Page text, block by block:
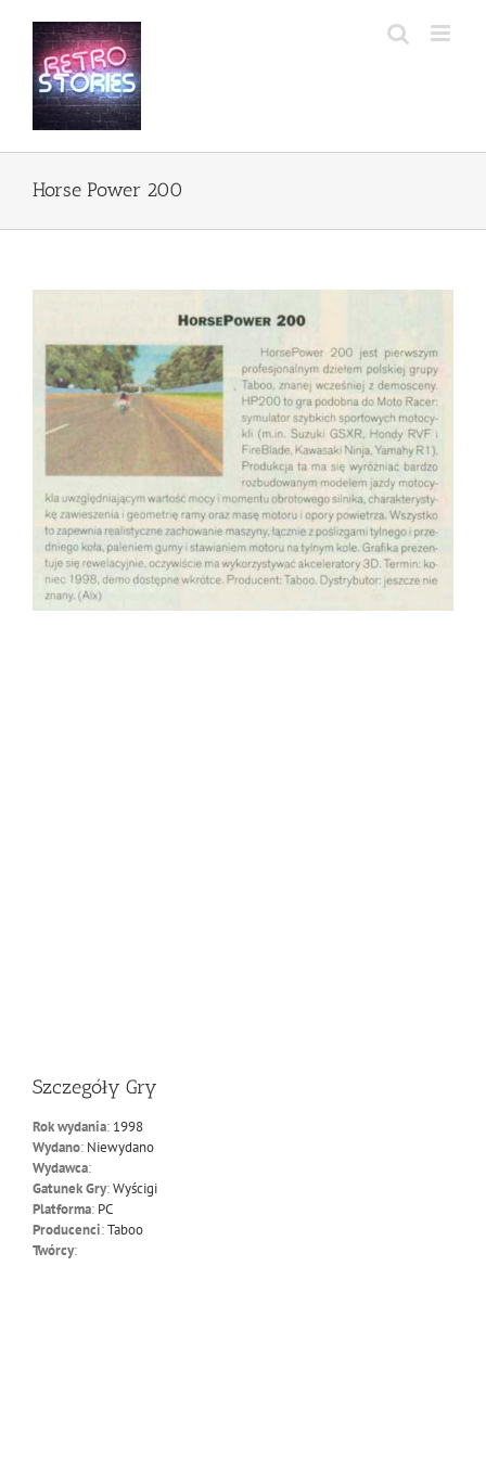
zawartości
Horse Power 200
Szczegóły Gry
Rok wydania: 1998
Wydano: Niewydano
Wydawca:
Gatunek Gry:Wyścigi
Platforma: PC
Producenci:Taboo
Twórcy: